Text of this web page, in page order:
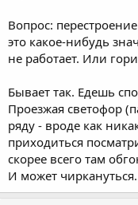
Вопрос:
это какое-нибудь
не работает. Или
Бывает так. Едешь
Проезжая светофор
ряду - вроде как
приходиться
скорее всего там
И может